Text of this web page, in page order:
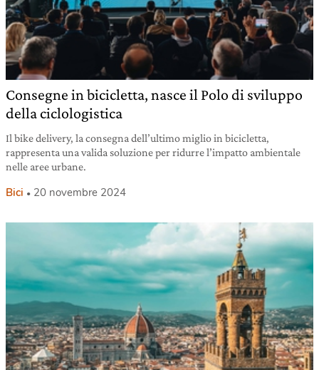
Consegne in bicicletta, nasce il Polo di sviluppo
della ciclologistica
Il bike delivery, la consegna dell’ultimo miglio in bicicletta,
rappresenta una valida soluzione per ridurre l’impatto ambientale
nelle aree urbane.
Bici 20 novembre 2024